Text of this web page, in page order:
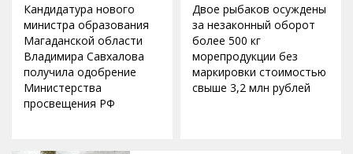
Кандидатура нового
министра образования
Магаданской области
Владимира Савхалова
получила одобрение
Министерства
просвещения РФ
Двое рыбаков осуждены
за незаконный оборот
более 500 кг
морепродукции без
маркировки стоимостью
свыше 3,2 млн рублей